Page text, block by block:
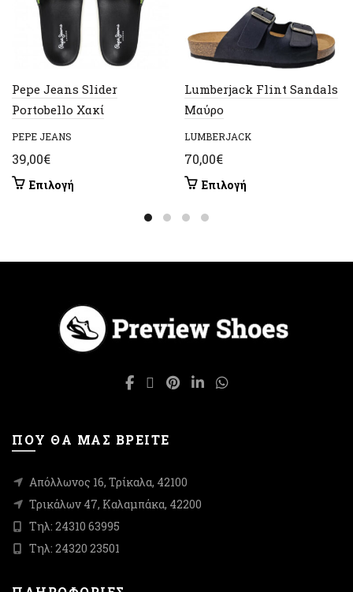
Pepe Jeans Slider
Portobello Χακί
PEPE JEANS
39,00€
Επιλογή
επιλογές
μπορούν
να
επιλεγούν
Lumberjack Flint Sandals
Μαύρο
LUMBERJACK
70,00€
Επιλογή
μπορούν
να
ΠΟΥ ΘΑ ΜΑΣ ΒΡΕΙΤΕ
Απόλλωνος 16, Τρίκαλα, 42100
Τρικάλων 47, Καλαμπάκα, 42200
Τηλ: 24310 63995
Τηλ: 24320 23501